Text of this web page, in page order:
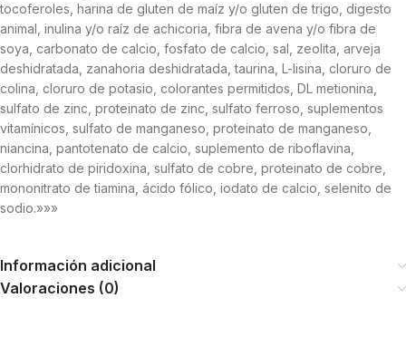
tocoferoles, harina de gluten de maíz y/o gluten de trigo, digesto
animal, inulina y/o raíz de achicoria, fibra de avena y/o fibra de
soya, carbonato de calcio, fosfato de calcio, sal, zeolita, arveja
deshidratada, zanahoria deshidratada, taurina, L-lisina, cloruro de
colina, cloruro de potasio, colorantes permitidos, DL metionina,
sulfato de zinc, proteinato de zinc, sulfato ferroso, suplementos
vitamínicos, sulfato de manganeso, proteinato de manganeso,
niancina, pantotenato de calcio, suplemento de riboflavina,
clorhidrato de piridoxina, sulfato de cobre, proteinato de cobre,
mononitrato de tiamina, ácido fólico, iodato de calcio, selenito de
sodio.»»»
Información adicional
Valoraciones (0)